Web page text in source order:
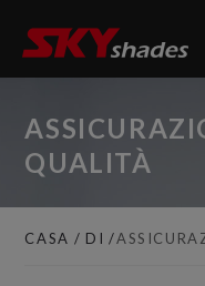
QUALITÀ
CASA DI